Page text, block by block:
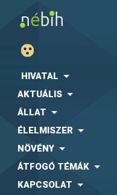
HIVATAL
AKTUÁLIS
ÁLLAT
ÉLELMISZER
NÖVÉNY
ÁTFOGÓ TÉMÁK
KAPCSOLAT